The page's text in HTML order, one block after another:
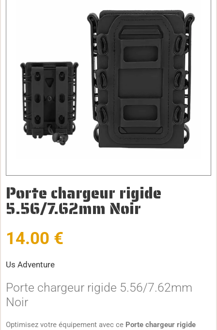
Porte chargeur rigide
5.56/7.62mm Noir
14.00 €
Us Adventure
Porte chargeur rigide 5.56/7.62mm
Noir
Optimisez votre équipement avec ce Porte chargeur rigide